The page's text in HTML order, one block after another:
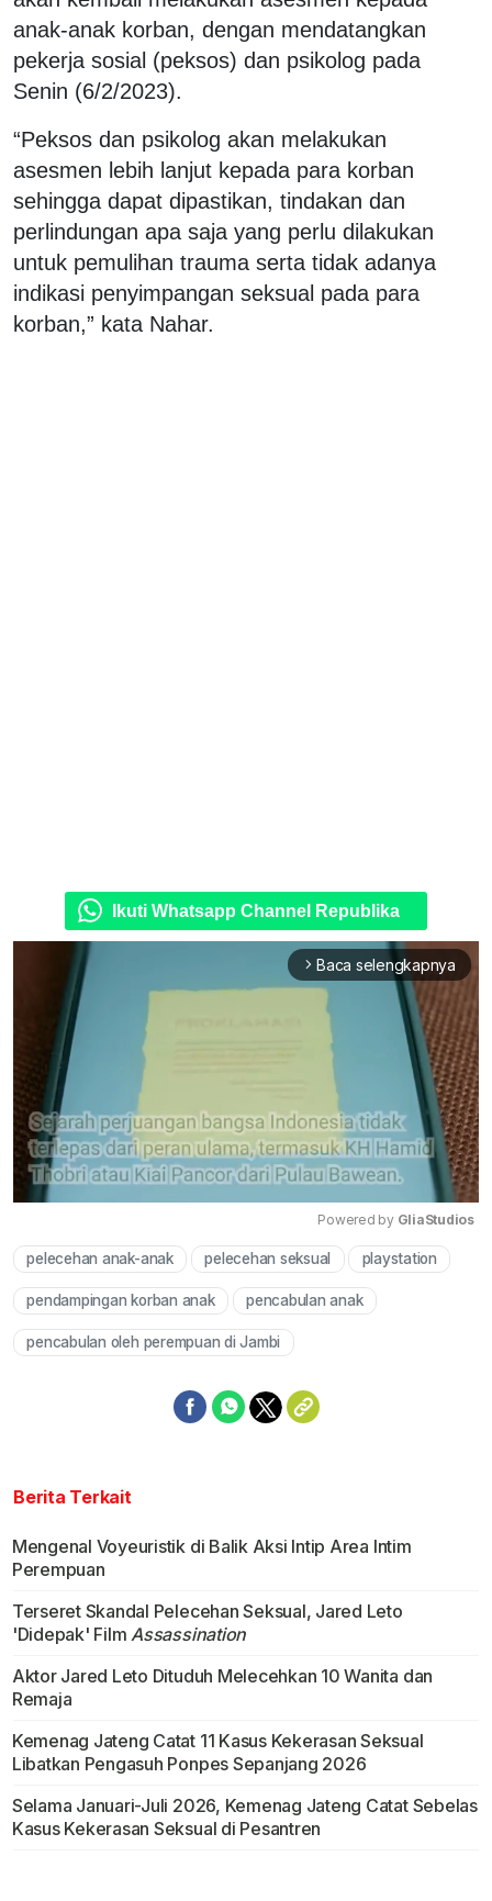
anak-anak korban, dengan mendatangkan
pekerja sosial (peksos) dan psikolog pada
Senin (6/2/2023).
“Peksos dan psikolog akan melakukan
asesmen lebih lanjut kepada para korban
sehingga dapat dipastikan, tindakan dan
perlindungan apa saja yang perlu dilakukan
untuk pemulihan trauma serta tidak adanya
indikasi penyimpangan seksual pada para
korban,” kata Nahar.
Ikuti Whatsapp Channel Republika
arrow_forward_ios Baca selengkapnya
Mute
Powered by GliaStudios
pelecehan anak-anak pelecehan seksual playstation
pendampingan korban anak pencabulan anak
pencabulan oleh perempuan di Jambi
Berita Terkait
Mengenal Voyeuristik di Balik Aksi Intip Area Intim
Perempuan
Terseret Skandal Pelecehan Seksual, Jared Leto
'Didepak' FilmAssassination
Aktor Jared Leto Dituduh Melecehkan 10 Wanita dan
Remaja
Kemenag Jateng Catat 11 Kasus Kekerasan Seksual
Libatkan Pengasuh Ponpes Sepanjang 2026
Selama Januari-Juli 2026, Kemenag Jateng Catat Sebelas
Kasus Kekerasan Seksual di Pesantren